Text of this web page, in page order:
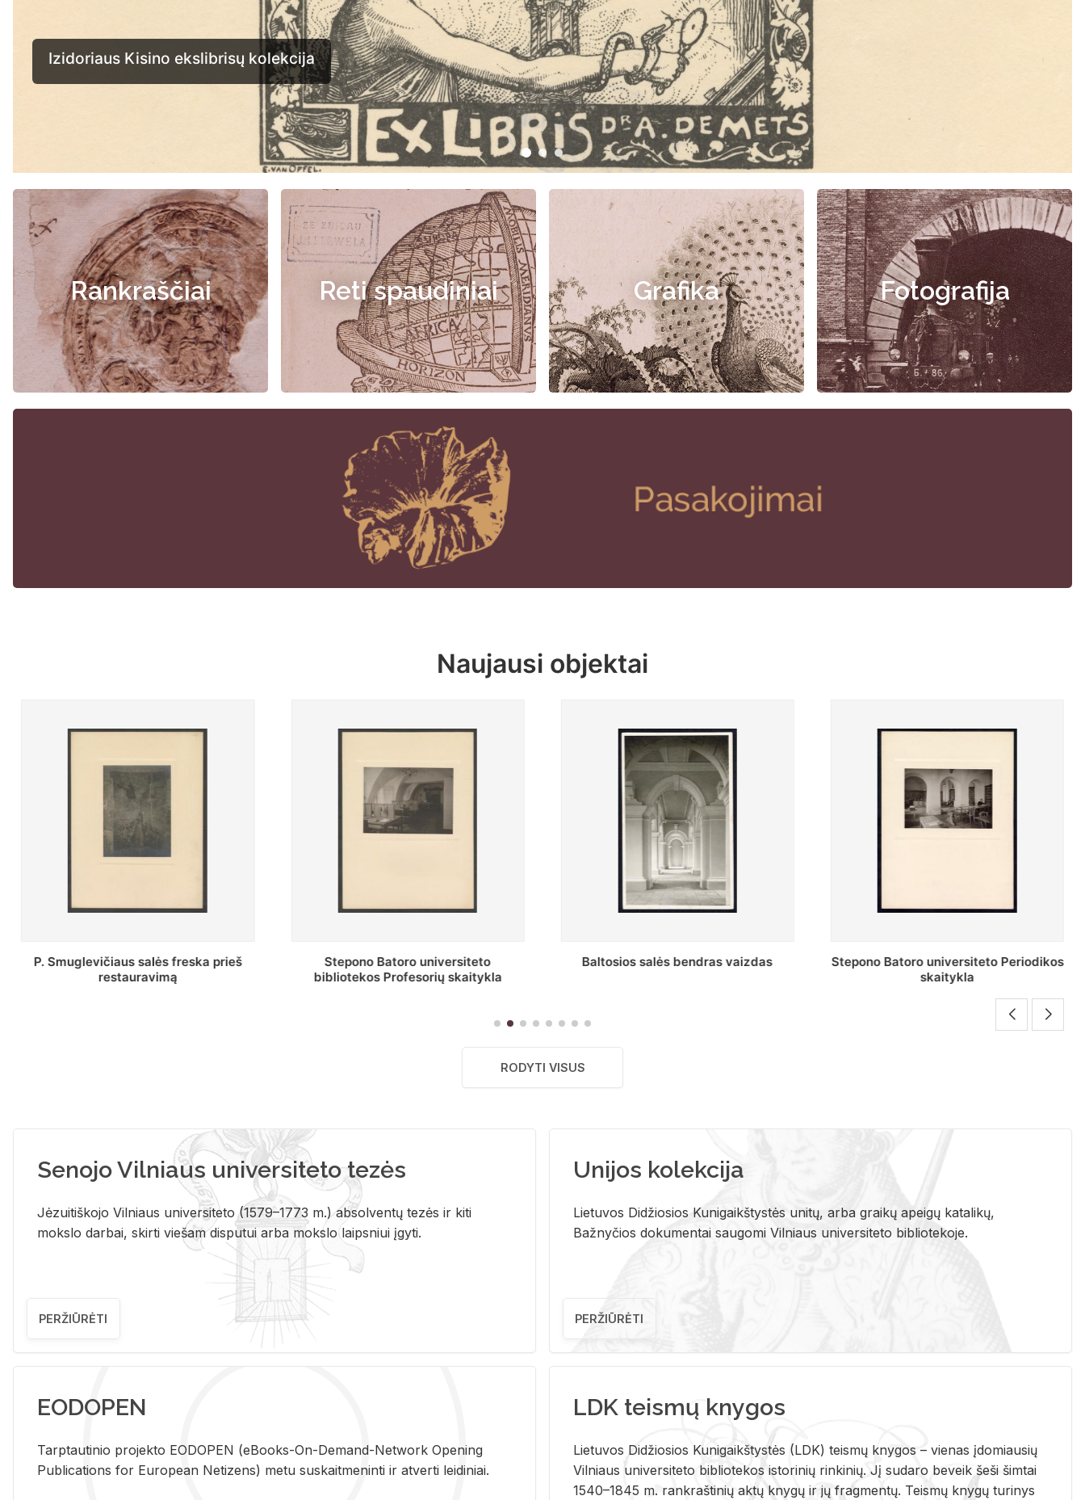
Rankraščiai Reti spaudiniai Grafika Fotografija
Naujausi objektai
Stepono Batoro universiteto
bibliotekos Profesorių skaitykla
Baltosios salės bendras vaizdas
Stepono Batoro universiteto Periodikos
Periodikos skaitykla Stepono Batoro
universiteto bibliotekoje
RODYTI VISUS
Senojo Vilniaus universiteto tezės
Jėzuitiškojo Vilniaus universiteto (1579–1773 m.) absolventų tezės ir kiti
mokslo darbai, skirti viešam disputui arba mokslo laipsniui įgyti.
PERŽIŪRĖTI
Unijos kolekcija
Lietuvos Didžiosios Kunigaikštystės unitų, arba graikų apeigų katalikų,
Bažnyčios dokumentai saugomi Vilniaus universiteto bibliotekoje.
PERŽIŪRĖTI
EODOPEN
Tarp­tau­ti­nio pro­jek­to EO­DO­PEN (eBo­oks-On-De­mand-Ne­twork Ope­ning
Pub­li­ca­tions for Eu­ro­pe­an Ne­ti­zens) metu su­skait­me­nin­ti ir at­ver­ti lei­di­niai.
LDK teismų knygos
Lie­tu­vos Di­džio­sios Ku­ni­gaikš­tys­tės (LDK) teis­mų kny­gos – vie­nas įdo­miau­sių
Vil­niaus uni­ver­si­te­to bi­b­lio­te­kos is­to­ri­nių rin­ki­nių. Jį su­da­ro be­veik šeši šim­tai
1540–1845 m. rank­raš­ti­nių aktų kny­gų ir jų frag­men­tų. Teis­mų kny­gų tu­ri­nys